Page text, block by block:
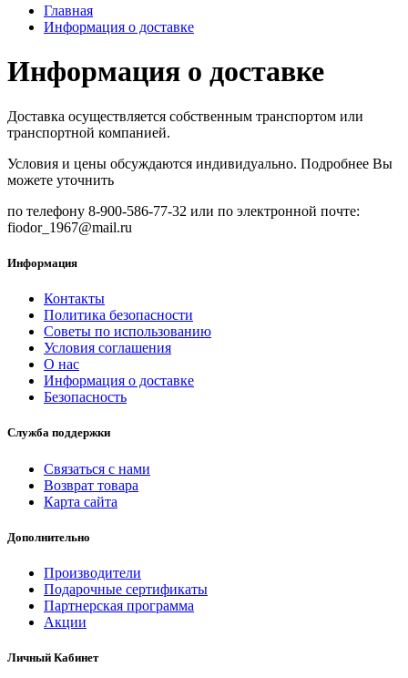
Главная
Информация о доставке
Информация о доставке
Доставка осуществляется собственным транспортом или
транспортной компанией.
Условия и цены обсуждаются индивидуально. Подробнее Вы
можете уточнить
по телефону 8-900-586-77-32 или по электронной почте:
fiodor_1967@mail.ru
Информация
Контакты
Политика безопасности
Советы по использованию
Условия соглашения
O нас
Информация о доставке
Безопасность
Служба поддержки
Связаться с нами
Возврат товара
Карта сайта
Дополнительно
Производители
Подарочные сертификаты
Партнерская программа
Акции
Личный Кабинет